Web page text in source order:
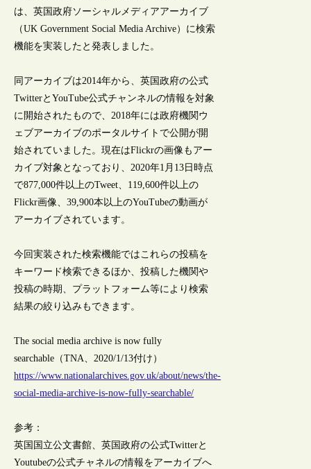
は、英国政府ソーシャルメディアアーカイブ
（UK Government Social Media Archive）に検索
機能を実装したと発表しました。
同アーカイブは2014年から、英国政府の公式
TwitterとYouTube公式チャンネルの情報を対象
に開始されたもので、2018年には政府機関ウ
ェブアーカイブのポータルサイトで公開が開
始されていました。現在はFlickrの画像もアー
カイブ対象となっており、2020年1月13日時点
で877,000件以上のTweet、119,600件以上の
Flickr画像、39,900本以上のYouTubeの動画が
アーカイブされています。
今回実装された検索機能ではこれらの投稿を
キーワード検索できるほか、投稿した機関や
投稿の時期、プラットフォーム等により検索
結果の絞り込みもできます。
The social media archive is now fully
searchable（TNA、2020/1/13付け）
https://www.nationalarchives.gov.uk/about/news/the-
social-media-archive-is-now-fully-searchable/
参考：
英国国立公文書館、英国政府の公式Twitterと
Youtubeの公式チャネルの情報をアーカイブへ